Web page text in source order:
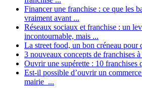
Financer une franchise : ce que les
vraiment avant ...
Réseaux sociaux et franchise : un
incontournable, mais ...
La street food, un bon créneau pour
3 nouveaux concepts de franchises
Ouvrir une supérette : 10 franchises
Est-il possible d’ouvrir un
mairie ...